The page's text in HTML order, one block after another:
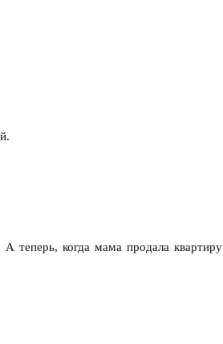
теперь, когда мама продала квартиру